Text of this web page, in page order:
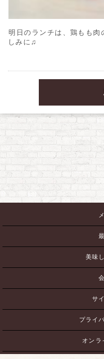
明日のランチは、鶏もも肉
しみに♫
美味
サ
プライ
オンラ